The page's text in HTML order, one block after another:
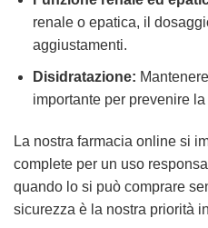
renale o epatica, il
aggiustamenti.
Disidratazione:
importante per prevenire
La nostra farmacia online si
complete per un uso
quando lo si può comprare
sicurezza è la nostra priorità